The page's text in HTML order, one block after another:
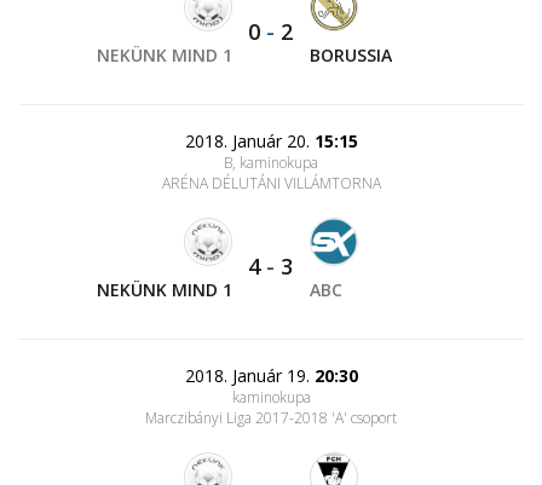
NEKÜNK MIND 1
0 - 2
BORUSSIA
2018. Január 20. 15:15
B, kaminokupa
ARÉNA DÉLUTÁNI VILLÁMTORNA
NEKÜNK MIND 1
4- 3
ABC
2018. Január 19. 20:30
kaminokupa
Marczibányi Liga 2017-2018 'A' csoport